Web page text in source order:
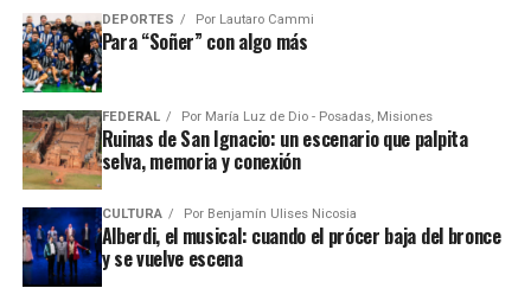
DEPORTES Por Lautaro Cammi
Para “Soñer” con algo más
FEDERAL Por María Luz de Dio - Posadas, Misiones
Ruinas de San Ignacio: un escenario que palpita
selva, memoria y conexión
CULTURA Por Benjamín Ulises Nicosia
Alberdi, el musical: cuando el prócer baja del bronce
y se vuelve escena